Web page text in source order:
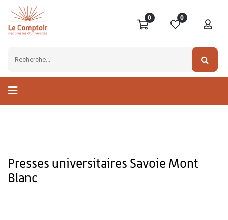
0 0
Presses universitaires Savoie Mont
Blanc